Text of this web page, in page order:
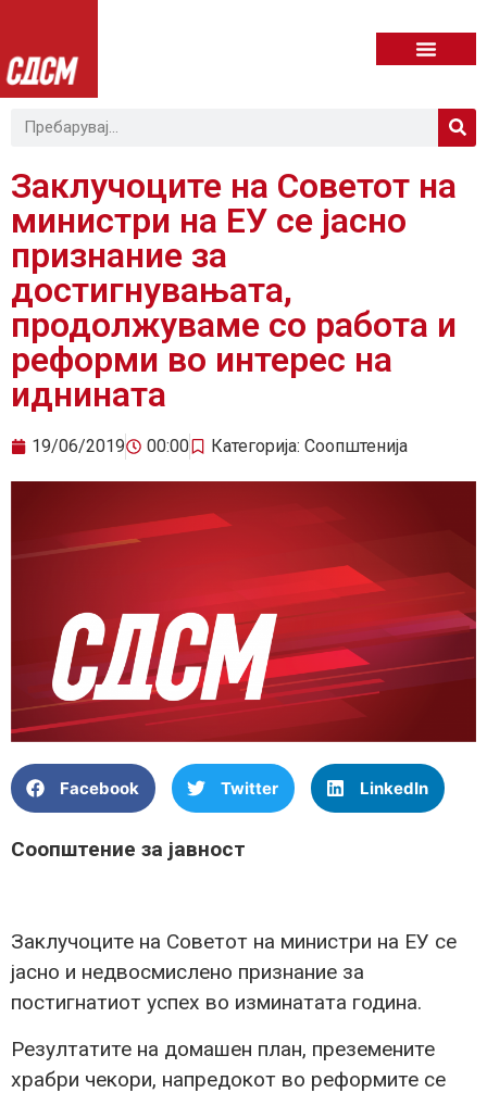
Заклучоците на Советот на
министри на ЕУ се јасно
признание за
достигнувањата,
продолжуваме со работа и
реформи во интерес на
иднината
19/06/2019 00:00 Категорија: Соопштенија
Facebook Twitter LinkedIn
Соопштение за јавност
Заклучоците на Советот на министри на ЕУ се
јасно и недвосмислено признание за
постигнатиот успех во изминатата година.
Резултатите на домашен план, преземените
храбри чекори, напредокот во реформите се